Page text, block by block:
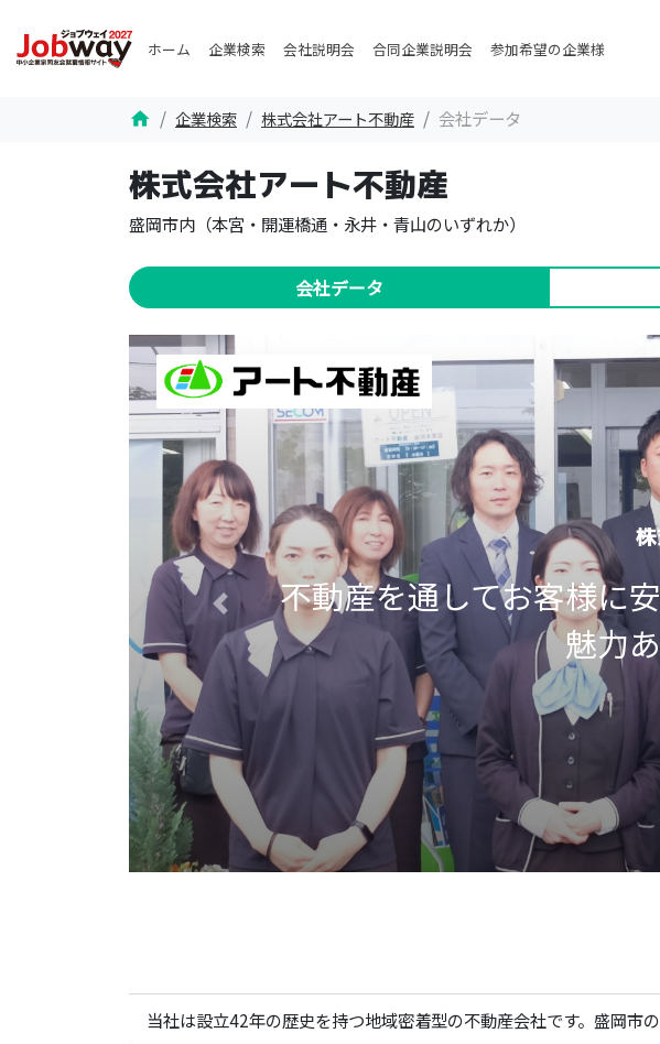
ホーム 企業検索 会社説明会 合同企業説明会 参加希望の企業様
home 企業検索 株式会社アート不動産 会社データ
株式会社アート不動産
盛岡市内（本宮・開運橋通・永井・青山のいずれか）
会社データ
Previous不動産を通してお客様に
魅力
当社は設立42年の歴史を持つ地域密着型の不動産会社です。盛岡市